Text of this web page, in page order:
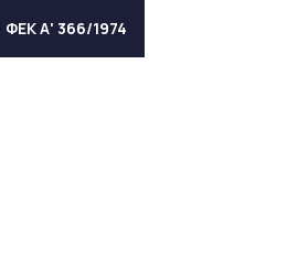
ΦΕΚ Α' 366/1974